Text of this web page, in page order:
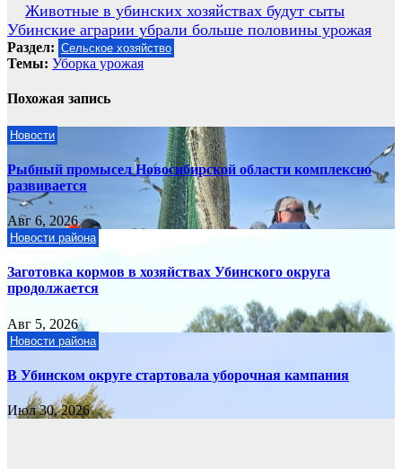
Навигация
по
записям
Животные в убинских хозяйствах будут сыты
Убинские аграрии убрали больше половины урожая
Раздел: Сельское хозяйство
Темы: Уборка урожая
Похожая запись
Новости
Рыбный промысел Новосибирской области комплексно
развивается
Авг 6, 2026
Новости района
Заготовка кормов в хозяйствах Убинского округа
продолжается
Авг 5, 2026
Новости района
В Убинском округе стартовала уборочная кампания
Июл 30, 2026